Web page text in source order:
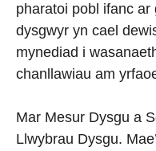
pharatoi pobl ifanc
dysgwyr yn cael
mynediad i
chanllawiau am
Mar Mesur Dysgu a
Llwybrau Dysgu.